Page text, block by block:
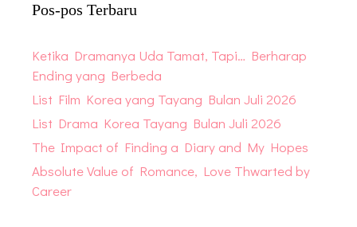
Pos-pos Terbaru
Ketika Dramanya Uda Tamat, Tapi… Berharap
Ending yang Berbeda
List Film Korea yang Tayang Bulan Juli 2026
List Drama Korea Tayang Bulan Juli 2026
The Impact of Finding a Diary and My Hopes
Absolute Value of Romance, Love Thwarted by
Career